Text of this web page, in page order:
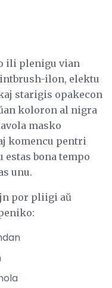
ili plenigu vian
ilon, elektu
starigis opakecon
koloron al nigra
masko
komencu pentri
estas bona tempo
unu.
por pliigi aŭ